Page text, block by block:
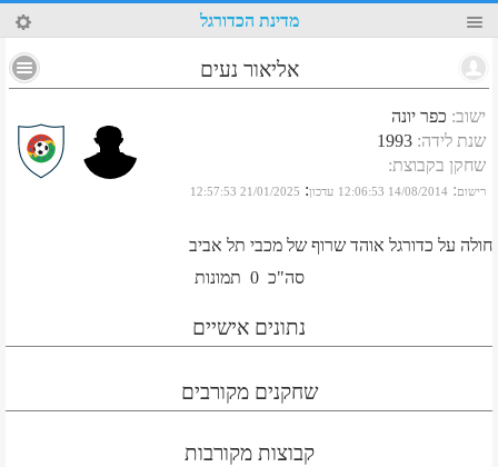
27 מדינת הכדורגל
אליאור נעים
ישוב: כפר יונה
שנת לידה:
1993
שחקן בקבוצת:
רישום:
14/08/2014 12:06:53 עדכון:
21/01/2025 12:57:53
חולה על כדורגל אוהד שרוף של מכבי תל אביב
סה"כ 0 תמונות
נתונים אישיים
שחקנים מקורבים
קבוצות מקורבות